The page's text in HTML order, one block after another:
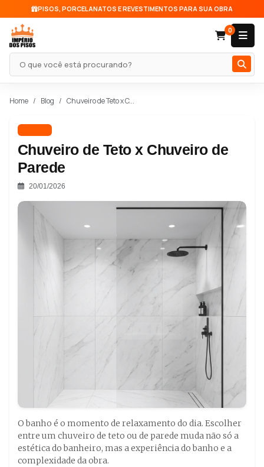
PISOS, PORCELANATOS E REVESTIMENTOS PARA SUA OBRA
Pesquisar produto
0
Home Blog Chuveiro de Teto x C...
Chuveiro de Teto x Chuveiro de
Parede
20/01/2026
O banho é o momento de relaxamento do dia. Escolher
entre um chuveiro de teto ou de parede muda não só a
estética do banheiro, mas a experiência do banho e a
complexidade da obra.